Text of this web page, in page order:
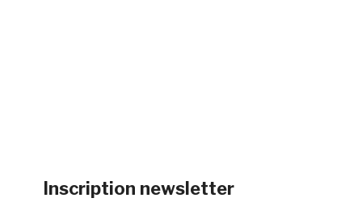
Inscription newsletter